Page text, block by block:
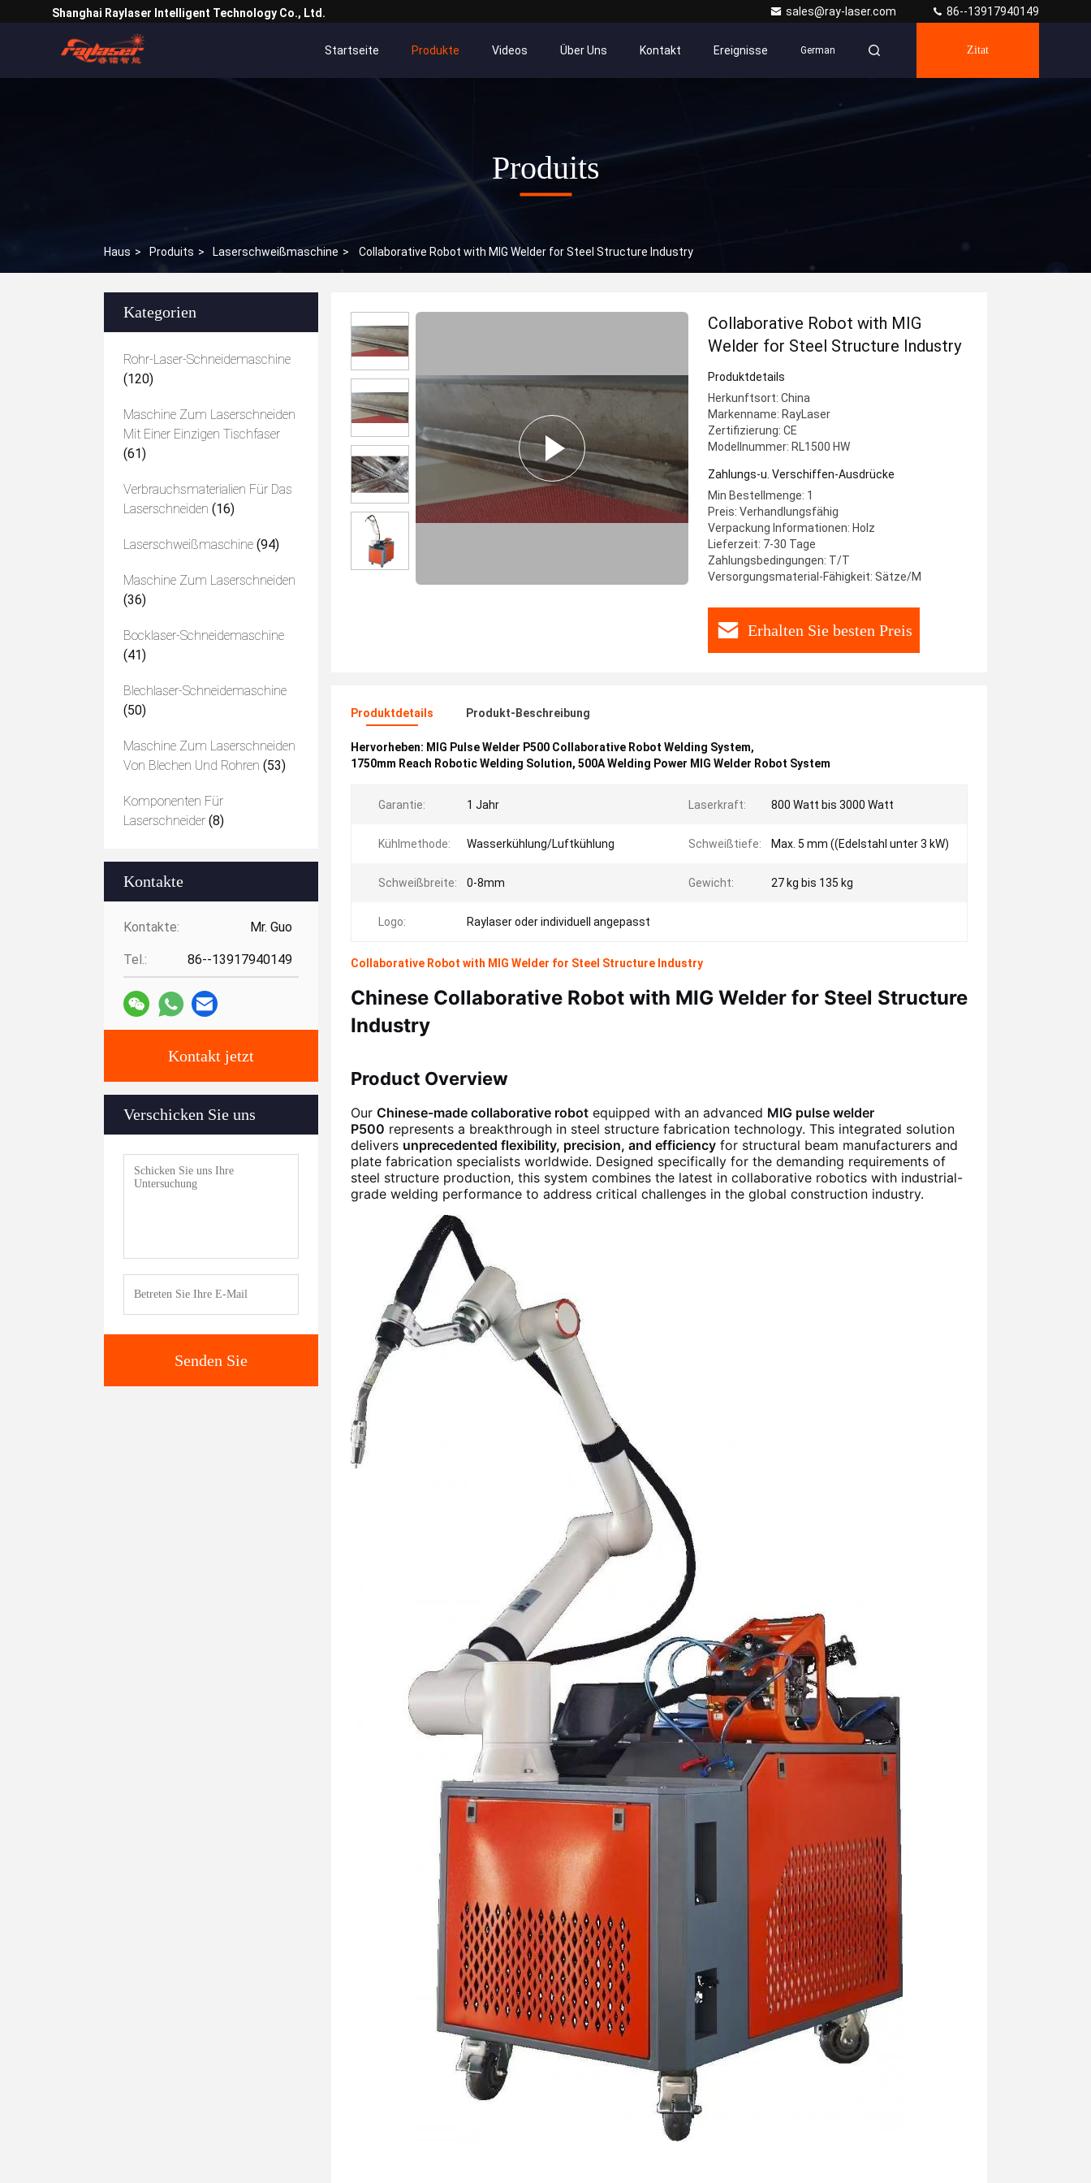
Shanghai Raylaser Intelligent Technology Co., Ltd. sales@ray-laser.com 86--13917940149
Startseite Produkte Videos Über Uns Kontakt Ereignisse German Zitat
Produits
Haus > Produits > Laserschweißmaschine > Collaborative Robot with MIG Welder for Steel Structure Industry
Kategorien
Rohr-Laser-Schneidemaschine
(120)
Maschine Zum Laserschneiden
Mit Einer Einzigen Tischfaser
(61)
Verbrauchsmaterialien Für Das
Laserschneiden (16)
Laserschweißmaschine (94)
Maschine Zum Laserschneiden
(36)
Bocklaser-Schneidemaschine
(41)
Blechlaser-Schneidemaschine
(50)
Maschine Zum Laserschneiden
Von Blechen Und Rohren (53)
Komponenten Für
Laserschneider (8)
Kontakte
Kontakte: Mr. Guo
Tel.: 86--13917940149
Kontakt jetzt
Verschicken Sie uns
Senden Sie
Collaborative Robot with MIG
Welder for Steel Structure Industry
Produktdetails
Herkunftsort: China
Markenname: RayLaser
Zertifizierung: CE
Modellnummer: RL1500 HW
Zahlungs-u. Verschiffen-Ausdrücke
Min Bestellmenge: 1
Preis: Verhandlungsfähig
Verpackung Informationen: Holz
Lieferzeit: 7-30 Tage
Zahlungsbedingungen: T/T
Versorgungsmaterial-Fähigkeit: Sätze/M
Erhalten Sie besten Preis
Produktdetails Produkt-Beschreibung
Hervorheben: MIG Pulse Welder P500 Collaborative Robot Welding System,
1750mm Reach Robotic Welding Solution, 500A Welding Power MIG Welder Robot System
Garantie: 1 Jahr Laserkraft: 800 Watt bis 3000 Watt
Kühlmethode: Wasserkühlung/Luftkühlung Schweißtiefe: Max. 5 mm ((Edelstahl unter 3 kW)
Schweißbreite: 0-8mm Gewicht: 27 kg bis 135 kg
Logo: Raylaser oder individuell angepasst
Collaborative Robot with MIG Welder for Steel Structure Industry
Chinese Collaborative Robot with MIG Welder for Steel Structure
Industry
Product Overview
Our Chinese-made collaborative robot equipped with an advanced MIG pulse welder
P500 represents a breakthrough in steel structure fabrication technology. This integrated solution
delivers unprecedented flexibility, precision, and efficiency for structural beam manufacturers and
plate fabrication specialists worldwide. Designed specifically for the demanding requirements of
steel structure production, this system combines the latest in collaborative robotics with industrial-
grade welding performance to address critical challenges in the global construction industry.